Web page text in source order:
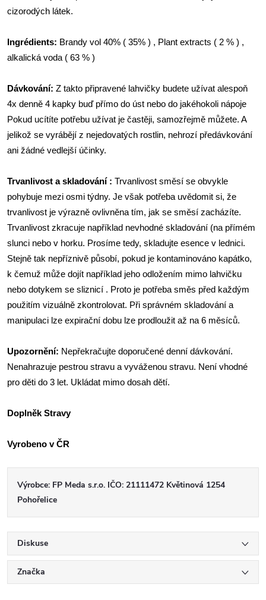
cizorodých látek.
Ingrédients: Brandy vol 40% ( 35% ) , Plant extracts ( 2 % ) ,
alkalická voda ( 63 % )
Dávkování: Z takto připravené lahvičky budete užívat alespoň
4x denně 4 kapky buď přímo do úst nebo do jakéhokoli nápoje
Pokud ucítíte potřebu užívat je častěji, samozřejmě můžete. A
jelikož se vyrábějí z nejedovatých rostlin, nehrozí předávkování
ani žádné vedlejší účinky.
Trvanlivost a skladování : Trvanlivost směsí se obvykle
pohybuje mezi osmi týdny. Je však potřeba uvědomit si, že
trvanlivost je výrazně ovlivněna tím, jak se směsí zacházíte.
Trvanlivost zkracuje například nevhodné skladování (na přímém
slunci nebo v horku. Prosíme tedy, skladujte esence v lednici.
Stejně tak nepříznivě působí, pokud je kontaminováno kapátko,
k čemuž může dojít například jeho odložením mimo lahvičku
nebo dotykem se sliznicí . Proto je potřeba směs před každým
použitím vizuálně zkontrolovat. Při správném skladování a
manipulaci lze expirační dobu lze prodloužit až na 6 měsíců.
Upozornění: Nepřekračujte doporučené denní dávkování.
Nenahrazuje pestrou stravu a vyváženou stravu. Není vhodné
pro děti do 3 let. Ukládat mimo dosah dětí.
Doplněk Stravy
Vyrobeno v ČR
Výrobce: FP Meda s.r.o. IČO: 21111472 Květinová 1254
Pohořelice
Diskuse
Značka